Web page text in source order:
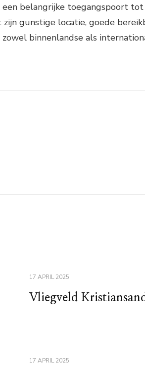
belangrijke toegangspoort
gunstige locatie, goede
binnenlandse als
17 APRIL 2025
Vliegveld
17 APRIL 2025